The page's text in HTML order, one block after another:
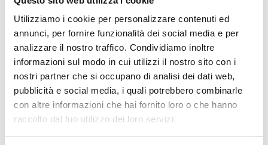
Utilizziamo i cookie per personalizzare contenuti ed
annunci, per fornire funzionalità dei social media e per
analizzare il nostro traffico. Condividiamo inoltre
informazioni sul modo in cui utilizzi il nostro sito con i
nostri partner che si occupano di analisi dei dati web,
pubblicità e social media, i quali potrebbero combinarle
con altre informazioni che hai fornito loro o che hanno
raccolto dal tuo utilizzo dei loro servizi.
Ce produit est disponible dans les versions
suivantes
nBy/SB
Lecteur de proximité pour
extérieur à montage mural,
couleur blanche